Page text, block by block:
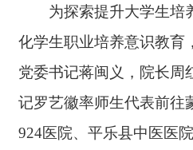
为探索提升大学生培
化学生职业培养意识教育
党委书记蒋闽义，院长周
记罗艺徽率师生代表前往
924医院、平乐县中医医